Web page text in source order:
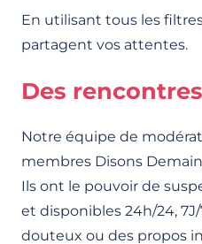
En utilisant tous les
partagent vos attentes.
Des
Notre équipe de
membres Disons
Ils ont le pouvoir de
et disponibles 24h/24,
douteux ou des propos